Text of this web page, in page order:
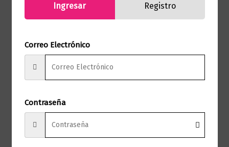
Empresa
de lo que crees
65.000,00
Ingresar Registro
Correo Electrónico
Contraseña